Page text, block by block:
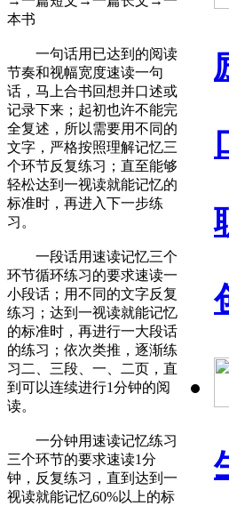
本书
一句话用已达到的阅读
节奏和视幅宽度速读一句
话，马上合书回想并口述或
记录下来；起初也许不能完
全复述，所以需要用不同的
文字，严格按照理解记忆三
个环节反复练习；直至能够
轻松达到一视读就能记忆的
标准时，再进入下一步练
习。
一段话用速读记忆三个
环节循环练习的要求速读一
小段话；用不同的文字反复
练习；达到一视读就能记忆
的标准时，再进行一大段话
的练习；依次类推，逐渐练
习二、三段、一、二页，直
到可以连续进行1分钟的阅
读。
一分钟用速读记忆练习
三个环节的要求速读1分
钟，反复练习，直到达到一
视读就能记忆60%以上的标